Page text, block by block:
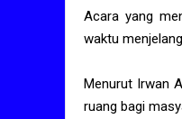
Acara yang
waktu
Menurut Irwan
ruang bagi